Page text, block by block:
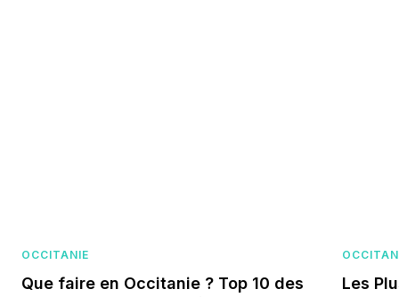
OCCITANIE
Que faire en Occitanie ? Top 10 des
Les